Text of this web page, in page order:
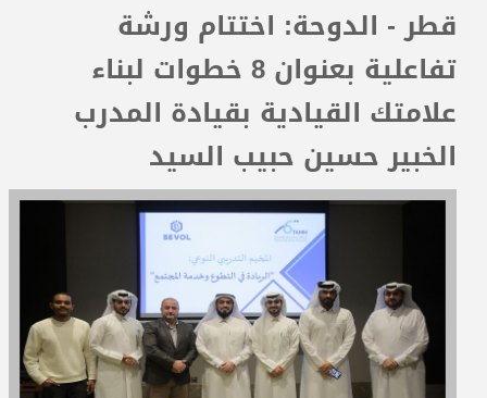
الدورات القادمة
المدربون
قطر - الدوحة: اختتام ورشة
تفاعلية بعنوان 8 خطوات لبناء
علامتك القيادية بقيادة المدرب
الخبير حسين حبيب السيد